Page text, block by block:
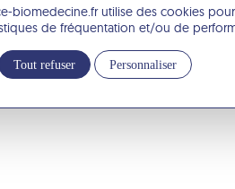
biomedecine.fr utilise des cookies
de fréquentation et/ou de
Tout refuser Personnaliser